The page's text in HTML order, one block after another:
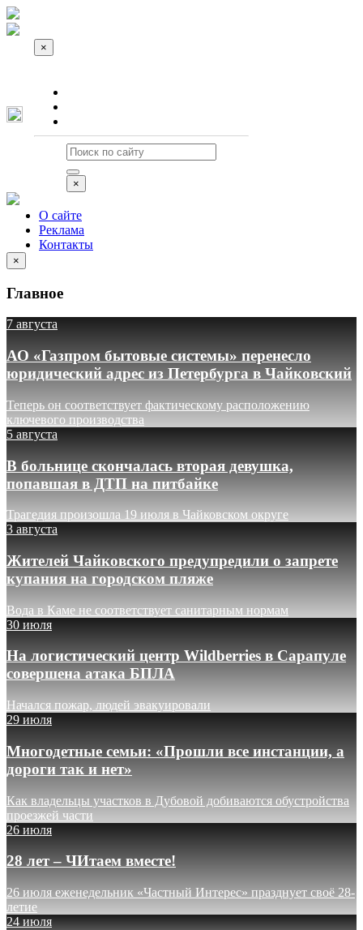
×
×
О сайте
Реклама
Контакты
×
Главное
7 августа
АО «Газпром бытовые системы» перенесло
юридический адрес из Петербурга в Чайковский
Теперь он соответствует фактическому расположению
ключевого производства
5 августа
В больнице скончалась вторая девушка,
попавшая в ДТП на питбайке
Трагедия произошла 19 июля в Чайковском округе
3 августа
Жителей Чайковского предупредили о запрете
купания на городском пляже
Вода в Каме не соответствует санитарным нормам
30 июля
На логистический центр Wildberries в Сарапуле
совершена атака БПЛА
Начался пожар, людей эвакуировали
29 июля
Многодетные семьи: «Прошли все инстанции, а
дороги так и нет»
Как владельцы участков в Дубовой добиваются обустройства
проезжей части
26 июля
28 лет – ЧИтаем вместе!
26 июля еженедельник «Частный Интерес» празднует своё 28-
летие
24 июля